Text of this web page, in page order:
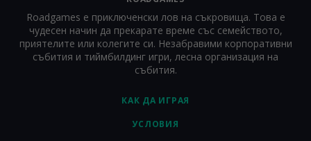
КАК ДА ИГРАЯ
УСЛОВИЯ
Roadgames е приключенски лов на съкровища. Това е
чудесен начин да прекарате време със семейството,
приятелите или колегите си. Незабравими корпоративни
събития и тиймбилдинг игри, лесна организация на
събития.